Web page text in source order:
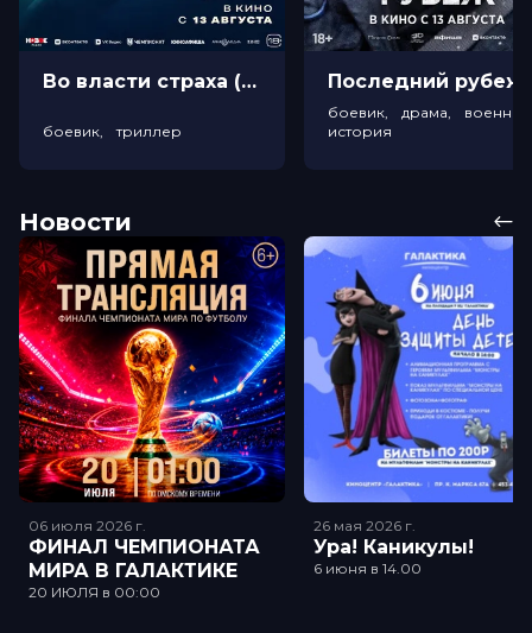
Во власти страха (18+)
боевик, триллер
боевик, драма,
история
Новости
06 июля 2026 г.
ФИНАЛ ЧЕМПИОНАТА
МИРА В ГАЛАКТИКЕ
20 ИЮЛЯ в 00:00
26 мая 2026 г.
Ура! Каникулы!
6 июня в 14.00